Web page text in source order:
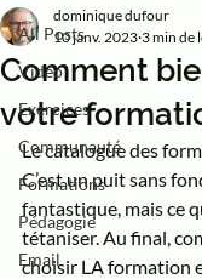
All Posts
Vidéo
Exercices
Communauté
Formations
Pédagogie
Email
Comment
votre
dominique dufour
10 janv. 2023 3 min de
Le catalogue des
C’est un puit sans
fantastique, mais ce
tétaniser. Au final,
choisir LA formation